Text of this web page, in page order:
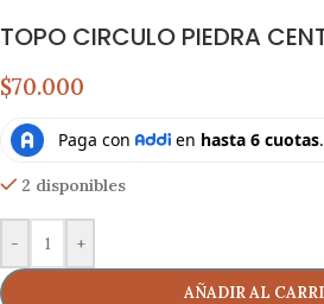
TOPO CIRCULO PIEDRA
$70.000
2 disponibles
- +
AÑADIR AL